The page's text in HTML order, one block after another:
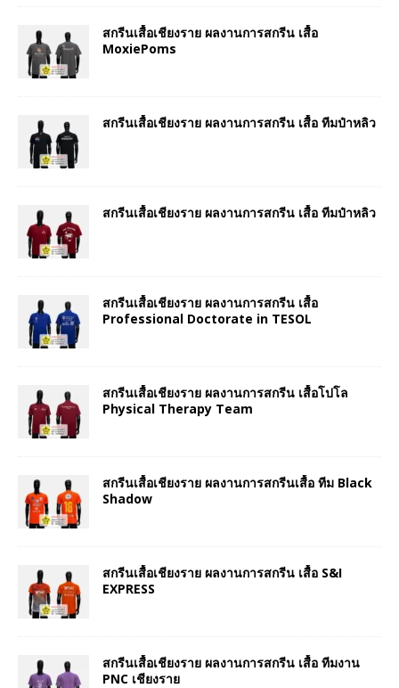
สกรีนเสื้อเชียงราย ผลงานการสกรีน เสื้อ
MoxiePoms
สกรีนเสื้อเชียงราย ผลงานการสกรีน เสื้อ ทีมป๋าหลิว
สกรีนเสื้อเชียงราย ผลงานการสกรีน เสื้อ ทีมป๋าหลิว
สกรีนเสื้อเชียงราย ผลงานการสกรีน เสื้อ
Professional Doctorate in TESOL
สกรีนเสื้อเชียงราย ผลงานการสกรีน เสื้อโปโล
Physical Therapy Team
สกรีนเสื้อเชียงราย ผลงานการสกรีนเสื้อ ทีม Black
Shadow
สกรีนเสื้อเชียงราย ผลงานการสกรีน เสื้อ S&I
EXPRESS
สกรีนเสื้อเชียงราย ผลงานการสกรีน เสื้อ ทีมงาน
PNC เชียงราย